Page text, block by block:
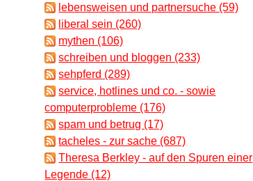
lebensweisen und partnersuche (59)
liberal sein (260)
mythen (106)
schreiben und bloggen (233)
sehpferd (289)
service, hotlines und co. - sowie
computerprobleme (176)
spam und betrug (17)
tacheles - zur sache (687)
Theresa Berkley - auf den Spuren einer
Legende (12)